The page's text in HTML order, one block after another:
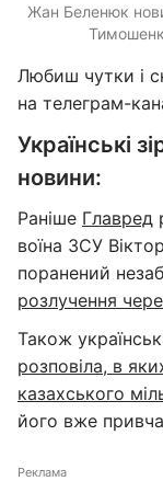
Жан Беленюк
Любиш чутки і
на телеграм-
Українські
новини:
Раніше Главред
воїна ЗСУ
поранений
розлучення
Також
розповіла, в
казахського
його вже
Реклама